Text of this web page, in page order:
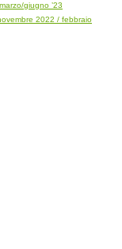
giugno ’23
2022 / febbraio